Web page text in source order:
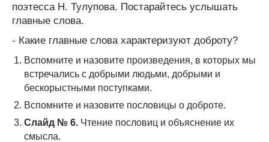
поэтесса Н. Тулупова. Постарайтесь услышать
главные слова.
- Какие главные слова характеризуют доброту?
Вспомните и назовите произведения, в которых мы
встречались с добрыми людьми, добрыми и
бескорыстными поступками.
Вспомните и назовите пословицы о доброте.
Слайд № 6. Чтение пословиц и объяснение их
смысла.